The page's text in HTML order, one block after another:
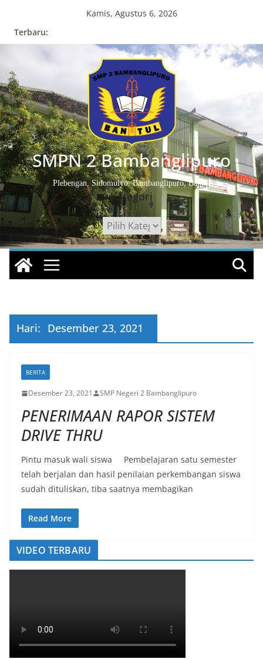
Kamis, Agustus 6, 2026
Terbaru:
SMPN 2 Bambanglipuro
Plebengan, Sidomulyo, Bambanglipuro, Bantul
Kategori
Kategori
Hari: Desember 23, 2021
BERITA
Desember 23, 2021 SMP Negeri 2 Bambanglipuro
PENERIMAAN RAPOR SISTEM
DRIVE THRU
Pintu masuk wali siswa Pembelajaran satu semester
telah berjalan dan hasil penilaian perkembangan siswa
sudah dituliskan, tiba saatnya membagikan
Read More
VIDEO TERBARU